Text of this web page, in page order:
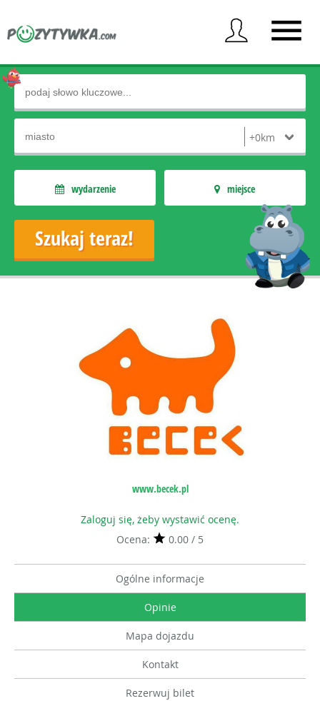
wydarzenie miejsce
www.becek.pl
Zaloguj się, żeby wystawić ocenę.
Ocena:
0.00 / 5
Ogólne informacje
Opinie
Mapa dojazdu
Kontakt
Rezerwuj bilet